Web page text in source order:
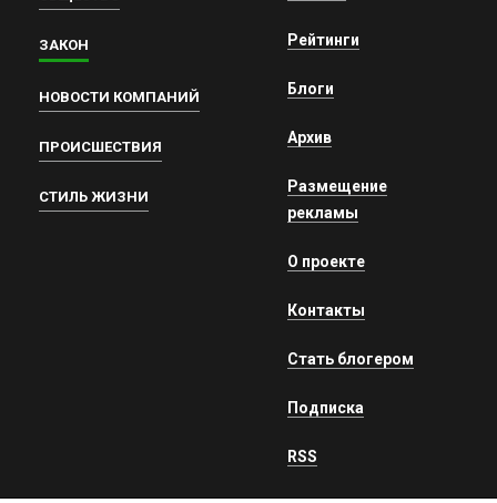
ЗАКОН
НОВОСТИ КОМПАНИЙ
ПРОИСШЕСТВИЯ
СТИЛЬ ЖИЗНИ
Рейтинги
Блоги
Архив
Размещение
рекламы
О проекте
Контакты
Стать блогером
Подписка
RSS